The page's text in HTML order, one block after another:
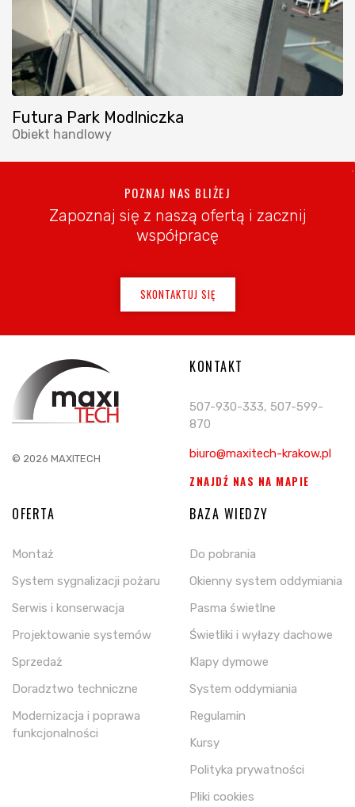
Futura Park Modlniczka
Obiekt handlowy
POZNAJ NAS BLIŻEJ
Zapoznaj się z naszą ofertą i zacznij
współpracę
SKONTAKTUJ SIĘ
© 2026 MAXITECH
OFERTA
Montaż
System sygnalizacji pożaru
Serwis i konserwacja
Projektowanie systemów
Sprzedaż
Doradztwo techniczne
Modernizacja i poprawa
funkcjonalności
BAZA WIEDZY
Do pobrania
Okienny system oddymiania
Pasma świetlne
Świetliki i wyłazy dachowe
Klapy dymowe
System oddymiania
Regulamin
Kursy
Polityka prywatności
Pliki cookies
KONTAKT
507-930-333, 507-599-
870
biuro@maxitech-krakow.pl
ZNAJDŹ NAS NA MAPIE